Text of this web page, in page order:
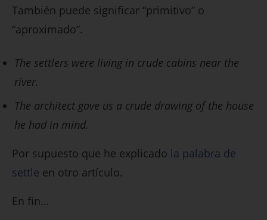
También puede significar “primitivo” o
“aproximado”.
The settlers were living in crude cabins near the
river.
The architect gave us a crude drawing of the house
he had in mind.
Por supuesto que he explicado la palabra de
settle en otro artículo.
En fin…